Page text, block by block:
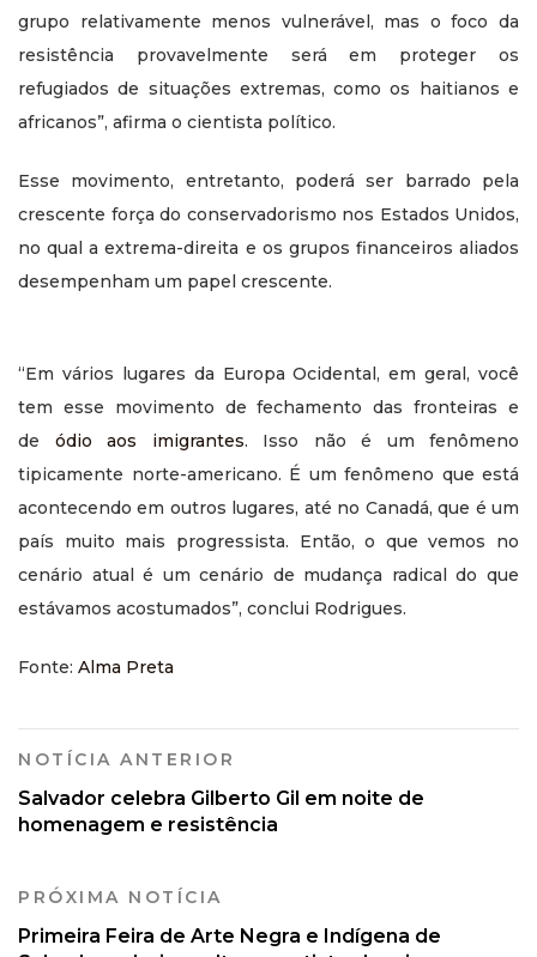
grupo relativamente menos vulnerável, mas o foco da
resistência provavelmente será em proteger os
refugiados de situações extremas, como os haitianos e
africanos”, afirma o cientista político.
Esse movimento, entretanto, poderá ser barrado pela
crescente força do conservadorismo nos Estados Unidos,
no qual a extrema-direita e os grupos financeiros aliados
desempenham um papel crescente.
“Em vários lugares da Europa Ocidental, em geral, você
tem esse movimento de fechamento das fronteiras e
de ódio aos imigrantes. Isso não é um fenômeno
tipicamente norte-americano. É um fenômeno que está
acontecendo em outros lugares, até no Canadá, que é um
país muito mais progressista. Então, o que vemos no
cenário atual é um cenário de mudança radical do que
estávamos acostumados”, conclui Rodrigues.
Fonte: Alma Preta
NOTÍCIA ANTERIOR
Salvador celebra Gilberto Gil em noite de
homenagem e resistência
PRÓXIMA NOTÍCIA
Primeira Feira de Arte Negra e Indígena de